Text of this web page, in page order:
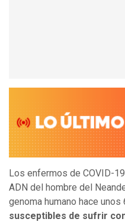
Los enfermos de COVID-
ADN del hombre del
genoma humano hace unos
susceptibles de sufrir